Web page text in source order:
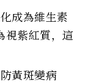
成為維生素
視紫紅質，這
黃斑變病